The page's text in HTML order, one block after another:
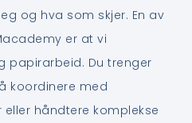
og hva som skjer. En av
er at vi
papirarbeid. Du trenger
koordinere med
håndtere komplekse